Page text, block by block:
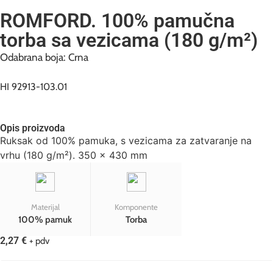
ROMFORD. 100% pamučna
torba sa vezicama (180 g/m²)
Odabrana boja: Crna
HI 92913-103.01
Opis proizvoda
Ruksak od 100% pamuka, s vezicama za zatvaranje na
vrhu (180 g/m²). 350 x 430 mm
Materijal
100% pamuk
Komponente
Torba
2,27 € + pdv